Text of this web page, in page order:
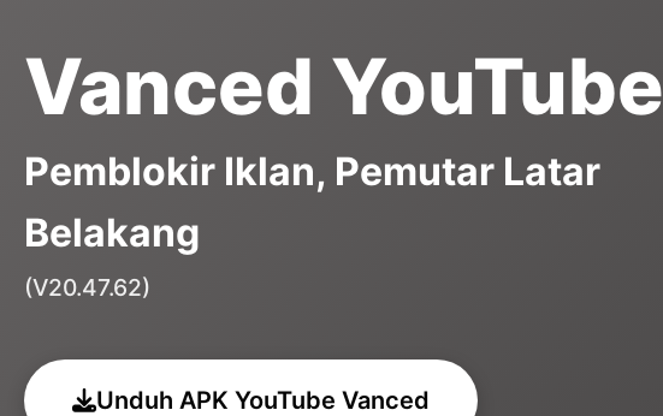
Vanced YouTube
Pemblokir Iklan, Pemutar Latar
Belakang
(V20.47.62)
Unduh APK YouTube Vanced